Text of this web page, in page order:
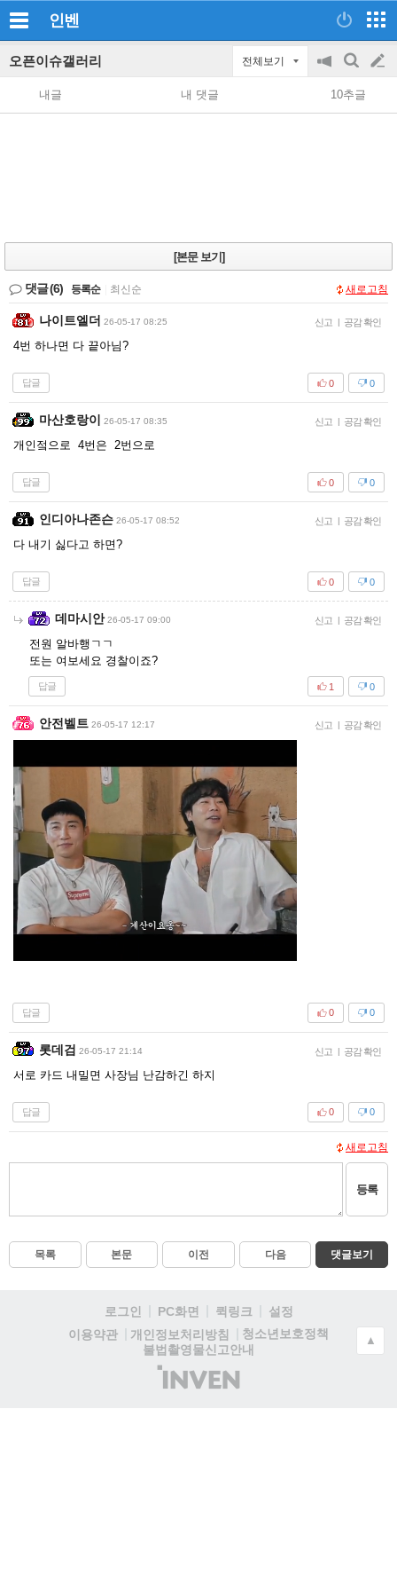
인벤
오픈이슈갤러리 전체보기
공
지
on/off
검
색
글
쓰
내글 내 댓글 10추글
[본문 보기]
댓글(6) 등록순 최신순 새로고침
나이트엘더 26-05-17 08:25 신고 | 공감 확인
4번 하나면 다 끝아님?
답글 0
0
마산호랑이 26-05-17 08:35 신고 | 공감 확인
개인젘으로 4번은 2번으로
답글 0
0
인디아나존슨 26-05-17 08:52 신고 | 공감 확인
다 내기 싫다고 하면?
답글 0
0
데마시안 26-05-17 09:00 신고 | 공감 확인
전원 알바행ㄱㄱ
또는 여보세요 경찰이죠?
답글 0
1
안전벨트 26-05-17 12:17 신고 | 공감 확인
답글 0
0
롯데검 26-05-17 21:14 신고 | 공감 확인
서로 카드 내밀면 사장님 난감하긴 하지
답글 0
0
새로고침
등록
목록 본문 이전 다음 댓글보기
로그인 PC화면 퀵링크
설정
이용약관
개인정보처리방침
청소년보호정책
불법촬영물신고안내
(주)
인
▲